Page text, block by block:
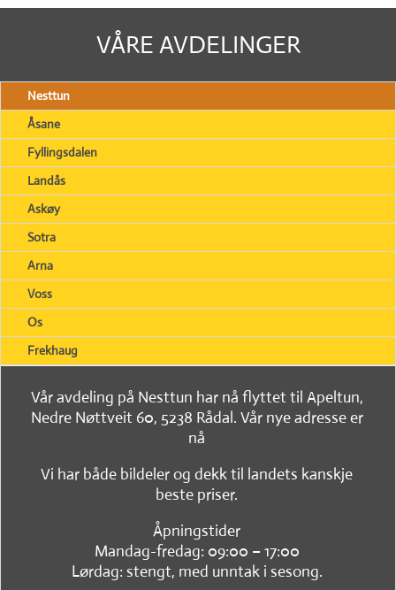
VÅRE AVDELINGER
Nesttun
Åsane
Fyllingsdalen
Landås
Askøy
Sotra
Arna
Voss
Os
Frekhaug
Vår avdeling på Nesttun har nå flyttet til Apeltun,
Nedre Nøttveit 60, 5238 Rådal. Vår nye adresse er
nå
Vi har både bildeler og dekk til landets kanskje
beste priser.
Åpningstider
Mandag-fredag: 09:00 – 17:00
Lørdag: stengt, med unntak i sesong.